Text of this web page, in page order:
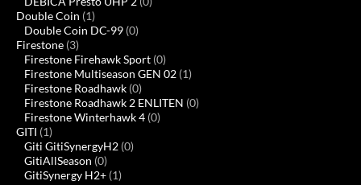
Double Coin (1)
Double Coin DC-99 (0)
Firestone (3)
Firestone Firehawk Sport (0)
Firestone Multiseason GEN 02 (1)
Firestone Roadhawk (0)
Firestone Roadhawk 2 ENLITEN (0)
Firestone Winterhawk 4 (0)
GITI (1)
Giti GitiSynergyH2 (0)
GitiAllSeason (0)
GitiSynergy H2+ (1)